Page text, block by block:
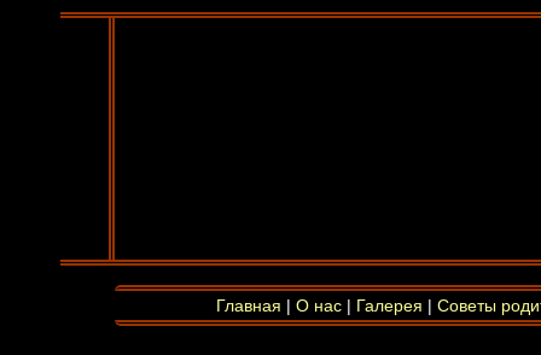
Главная | О нас | Галерея | Советы